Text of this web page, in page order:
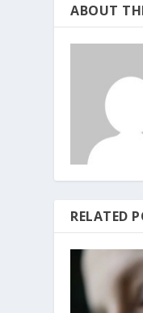
ABOUT
RELATED